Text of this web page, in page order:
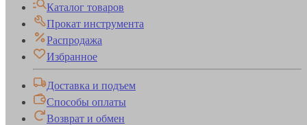
Каталог товаров
Прокат инструмента
Распродажа
Избранное
Доставка и подъем
Способы оплаты
Возврат и обмен